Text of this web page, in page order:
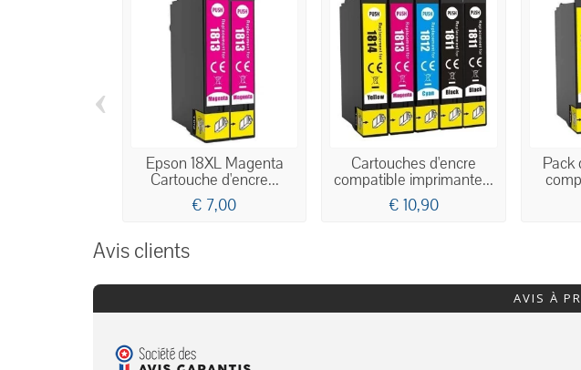
Epson 18XL Magenta
Cartouche d'encre...
€ 7,00
Cartouches d'encre
compatible imprimante...
€ 10,90
Pack
‹
Avis clients
AVIS À